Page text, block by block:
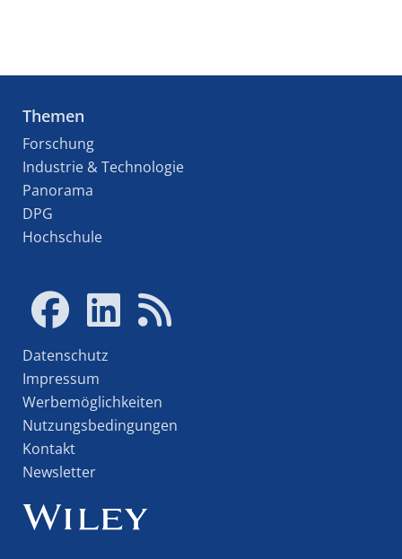
Themen
Forschung
Industrie & Technologie
Panorama
DPG
Hochschule
Datenschutz
Impressum
Werbemöglichkeiten
Nutzungsbedingungen
Kontakt
Newsletter